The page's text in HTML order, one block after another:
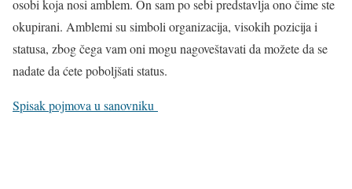
osobi koja nosi amblem. On sam po sebi predstavlja ono čime ste
okupirani. Amblemi su simboli organizacija, visokih pozicija i
statusa, zbog čega vam oni mogu nagoveštavati da možete da se
nadate da ćete poboljšati status.
Spisak pojmova u sanovniku